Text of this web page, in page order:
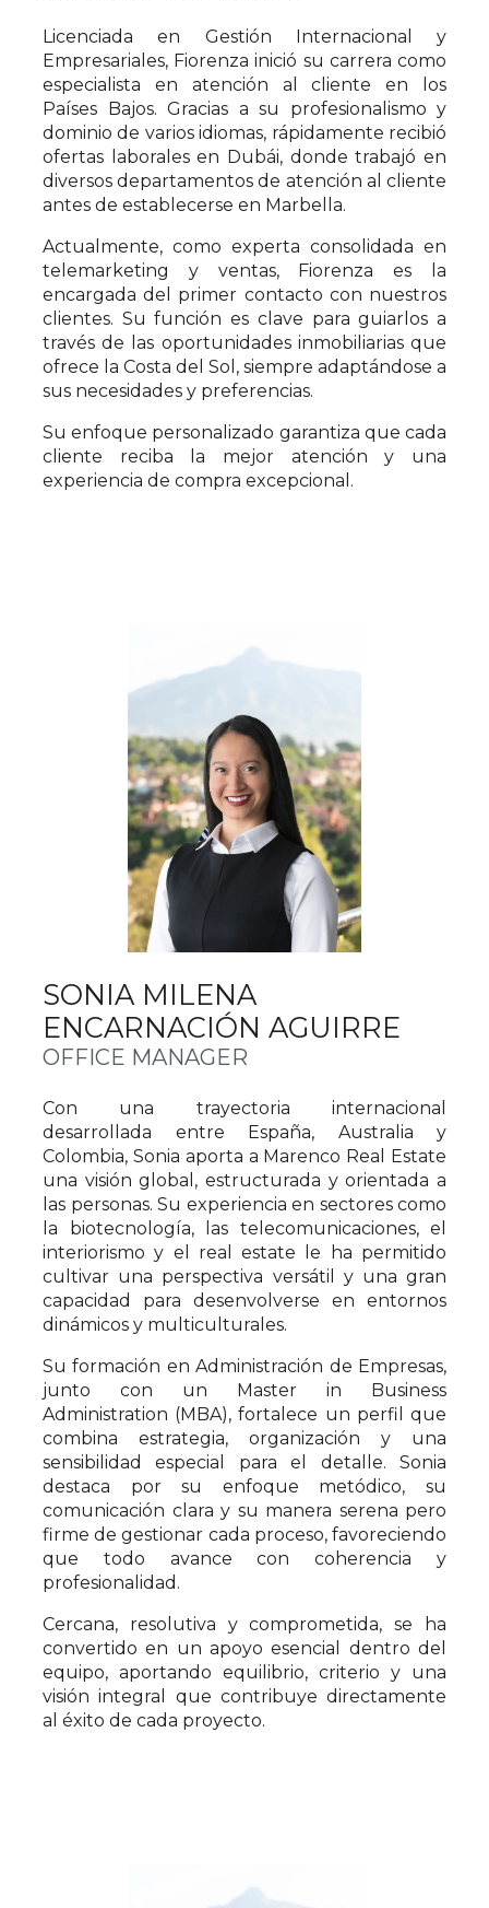
Licenciada en Gestión Internacional y
Empresariales, Fiorenza inició su carrera como
especialista en atención al cliente en los
Países Bajos. Gracias a su profesionalismo y
dominio de varios idiomas, rápidamente recibió
ofertas laborales en Dubái, donde trabajó en
diversos departamentos de atención al cliente
antes de establecerse en Marbella.
Actualmente, como experta consolidada en
telemarketing y ventas, Fiorenza es la
encargada del primer contacto con nuestros
clientes. Su función es clave para guiarlos a
través de las oportunidades inmobiliarias que
ofrece la Costa del Sol, siempre adaptándose a
sus necesidades y preferencias.
Su enfoque personalizado garantiza que cada
cliente reciba la mejor atención y una
experiencia de compra excepcional.
SONIA MILENA
ENCARNACIÓN AGUIRRE
OFFICE MANAGER
Con una trayectoria internacional
desarrollada entre España, Australia y
Colombia, Sonia aporta a Marenco Real Estate
una visión global, estructurada y orientada a
las personas. Su experiencia en sectores como
la biotecnología, las telecomunicaciones, el
interiorismo y el real estate le ha permitido
cultivar una perspectiva versátil y una gran
capacidad para desenvolverse en entornos
dinámicos y multiculturales.
Su formación en Administración de Empresas,
junto con un Master in Business
Administration (MBA), fortalece un perfil que
combina estrategia, organización y una
sensibilidad especial para el detalle. Sonia
destaca por su enfoque metódico, su
comunicación clara y su manera serena pero
firme de gestionar cada proceso, favoreciendo
que todo avance con coherencia y
profesionalidad.
Cercana, resolutiva y comprometida, se ha
convertido en un apoyo esencial dentro del
equipo, aportando equilibrio, criterio y una
visión integral que contribuye directamente
al éxito de cada proyecto.